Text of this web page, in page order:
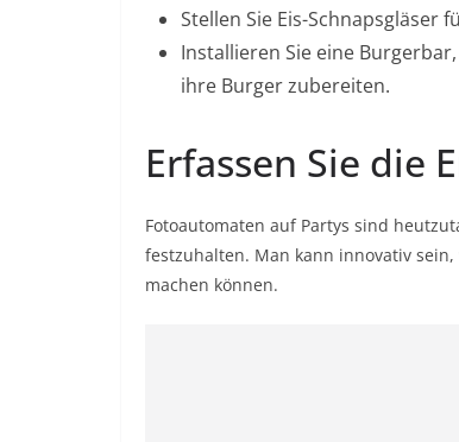
Stellen Sie Eis-Schnapsgläser
Installieren Sie eine
ihre Burger zubereiten.
Erfassen Sie die
Fotoautomaten auf Partys sind
festzuhalten. Man kann innovativ
machen können.